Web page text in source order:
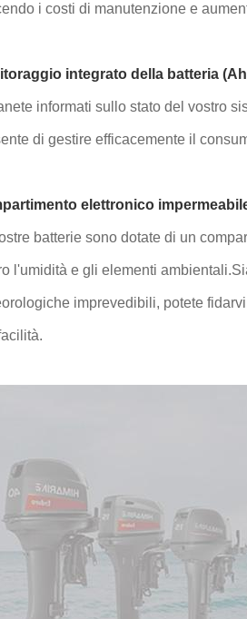
i costi di manutenzione e
integrato della batteria
informati sullo stato del vostro
di gestire efficacemente il
elettronico
batterie sono dotate di un
l'umidità e gli elementi
imprevedibili, potete